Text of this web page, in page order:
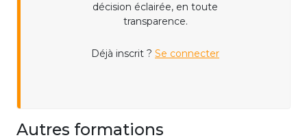
décision éclairée, en toute
transparence.
Déjà inscrit ? Se connecter
Autres formations